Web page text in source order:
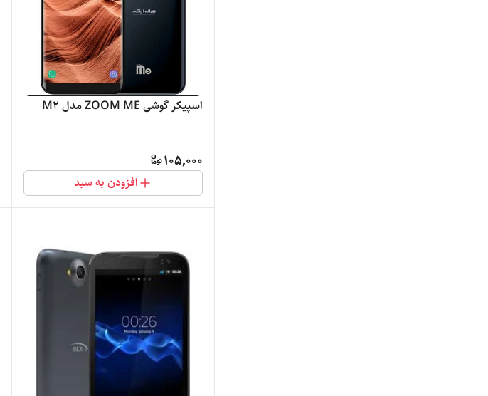
اسپیکر گوشی ZOOM ME مدل M2
105,000
افزودن به سبد